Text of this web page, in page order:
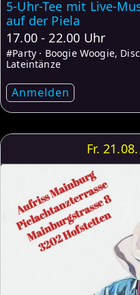
5-Uhr-Tee mit Live-
auf der Piela
17.00 - 22.00 Uhr
#Party · Boogie Woogie,
Lateintänze
Anmelden
Fr.